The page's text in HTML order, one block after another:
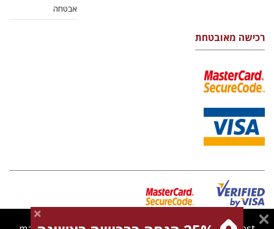
אבטחה
רכישה מאובטחת